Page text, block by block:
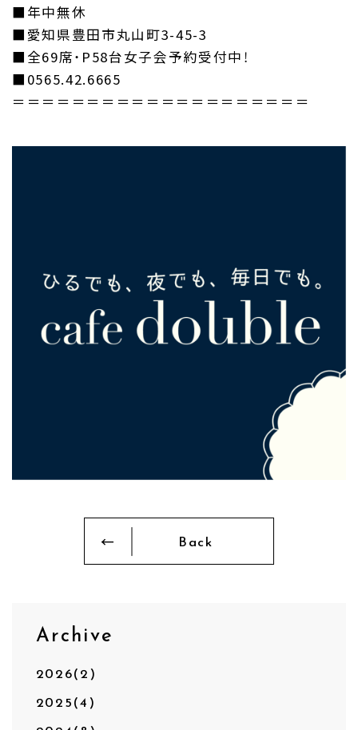
■年中無休
■愛知県豊田市丸山町3-45-3
■全69席・P58台女子会予約受付中！
■0565.42.6665
＝＝＝＝＝＝＝＝＝＝＝＝＝＝＝＝＝＝＝＝
Back
Archive
2026(2)
2025(4)